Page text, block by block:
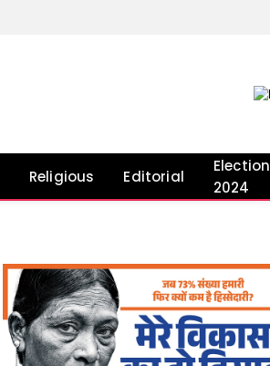
Religious Editorial
Election
2024